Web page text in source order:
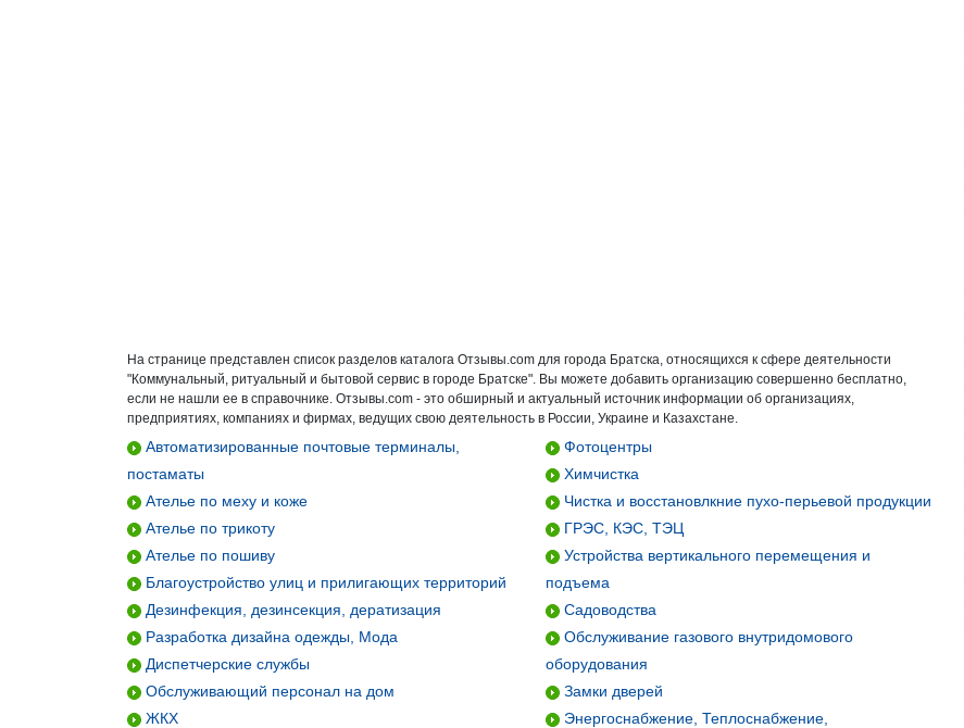
На странице представлен список разделов каталога Отзывы.com для города Братска, относящихся к сфере деятельности
"Коммунальный, ритуальный и бытовой сервис в городе Братске". Вы можете добавить организацию совершенно бесплатно,
если не нашли ее в справочнике. Отзывы.com - это обширный и актуальный источник информации об организациях,
предприятиях, компаниях и фирмах, ведущих свою деятельность в России, Украине и Казахстане.
Автоматизированные почтовые терминалы,
постаматы
Ателье по меху и коже
Ателье по трикоту
Ателье по пошиву
Благоустройство улиц и прилигающих территорий
Дезинфекция, дезинсекция, дератизация
Разработка дизайна одежды, Мода
Диспетчерские службы
Обслуживающий персонал на дом
ЖКХ
Фотоцентры
Химчистка
Чистка и восстановлкние пухо-перьевой продукции
ГРЭС, КЭС, ТЭЦ
Устройства вертикального перемещения и
подъема
Садоводства
Обслуживание газового внутридомового
оборудования
Замки дверей
Энергоснабжение, Теплоснабжение,